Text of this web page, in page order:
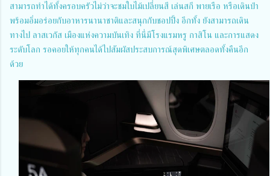
สามารถทำได้ทั้งครอบครัวไม่ว่าจะชมใบไม้เปลี่ยนสี เล่นสกี พายเรือ หรือเดินป่า
พร้อมอิ่มอร่อยกับอาหารนานาชาติและสนุกกับชอปปิ้ง อีกทั้ง ยังสามารถเดิน
ทางไป ลาสเวกัส เมืองแห่งความบันเทิง ที่นี่มีโรงแรมหรู กาสิโน และการแสดง
ระดับโลก รอคอยให้ทุกคนได้ไปสัมผัสประสบการณ์สุดพิเศษตลอดทั้งคืนอีก
ด้วย